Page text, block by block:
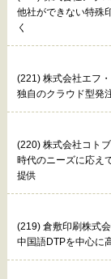
他社ができない特殊
く
(221) 株式会社エフ
独自のクラウド型発
(220) 株式会社コト
時代のニーズに応え
提供
(219) 倉敷印刷株式
中国語DTPを中心に